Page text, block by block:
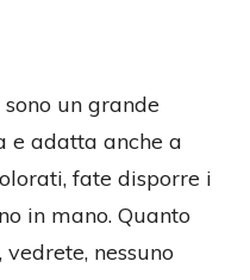
sono un grande
e adatta anche a
fate disporre i
in mano. Quanto
nessuno